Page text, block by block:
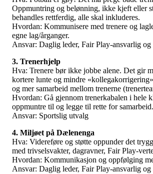
Oppmuntring og belønning, ikke kjeft eller
behandles rettferdig, alle skal inkluderes.
Hvordan: Kommunisere med trenere og
egne lag/årganger.
Ansvar: Daglig leder, Fair Play-ansvarlig
3. Trenerhjelp
Hva: Trenere bør ikke jobbe alene. Det gir
kortere lunte og mindre
og mer samarbeid mellom trenerne
Hvordan: Gå gjennom trenerkabalen i hele
oppmuntre til og legge til rette for samarbeid.
Ansvar: Sportslig utvalg
4. Miljøet på Dælenenga
Hva: Videreføre og støtte oppunder det
med trivselsvakter, dagravner, Fair Play-
Hvordan: Kommunikasjon og oppfølging
Ansvar: Daglig leder, Fair Play-ansvarlig og